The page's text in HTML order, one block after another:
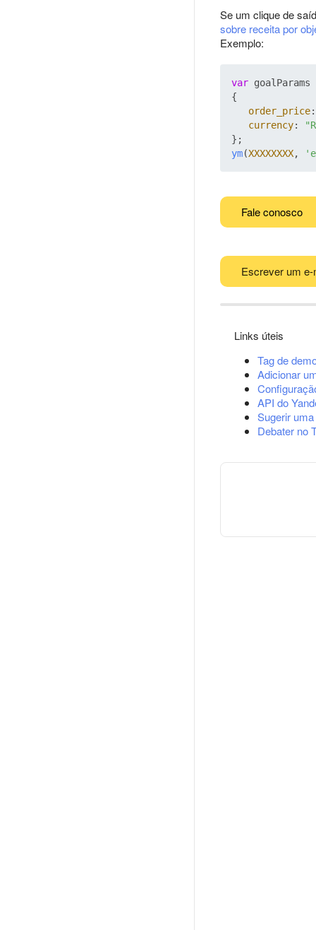
Se um clique de
sobre receita por
Exemplo:
var goalParams
{
order_price
currency:
ym(XXXXXXXX,
Fale conosco
Escrever um e-
Links úteis
Tag de
Adicionar
API do
Sugerir
Debater no